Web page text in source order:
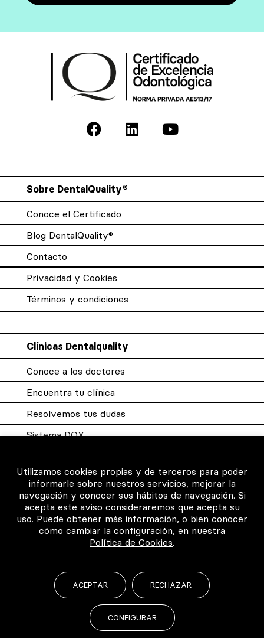
Sobre DentalQuality®
Conoce el Certificado
Blog DentalQuality®
Contacto
Privacidad y Cookies
Términos y condiciones
Clínicas Dentalquality
Conoce a los doctores
Encuentra tu clínica
Resolvemos tus dudas
Sistema DQX
Para los profesionales
Consigue tu certificado
Intranet clínicas certificadas
Música para los pacientes
©2026 Todos los derechos reservados
Utilizamos cookies propias y de terceros para poder
informarle sobre nuestros servicios, mejorar la
navegación y conocer sus hábitos de navegación. Si
acepta este aviso consideraremos que acepta su
uso. Puede obtener más información, o bien conocer
cómo cambiar la configuración, en nuestra
Política de Cookies.
ACEPTAR RECHAZAR
CONFIGURAR